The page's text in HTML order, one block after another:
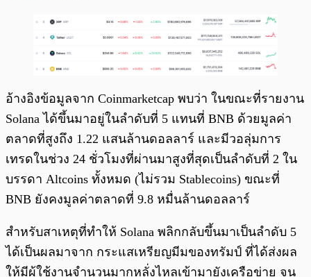
อ้างอิงข้อมูลจาก Coinmarketcap พบว่า ในขณะที่รายงาน
Solana ได้ขึ้นมาอยู่ในลำดับที่ 5 แทนที่ BNB ด้วยมูลค่า
ตลาดที่สูงถึง 1.22 แสนล้านดอลลาร์ และมีวอลุ่มการ
เทรดในช่วง 24 ชั่วโมงที่ผ่านมาสูงที่สุดเป็นลำดับที่ 2 ใน
บรรดา Altcoins ทั้งหมด (ไม่รวม Stablecoins) ขณะที่
BNB ยังคงมูลค่าตลาดที่ 9.8 หมื่นล้านดอลลาร์
สำหรับสาเหตุที่ทำให้ Solana พลิกกลับขึ้นมาเป็นลำดับ 5
ได้เป็นผลมาจาก กระแสเหรียญมีมของทรัมป์ ที่ได้ส่งผล
ให้มีผู้ใช้งานจำนวนมากหลั่งไหลเข้ามายังเครือข่าย จน